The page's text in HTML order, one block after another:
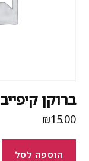
קיפייב
₪
הוספה לסל